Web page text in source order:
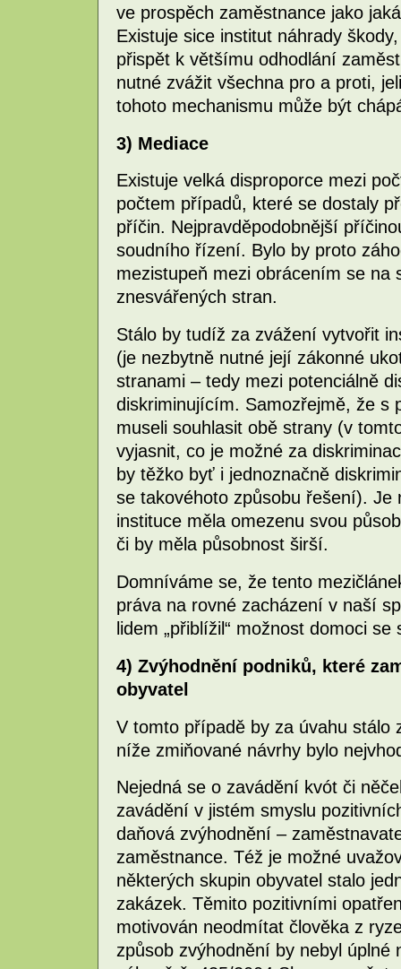
ve prospěch zaměstnance jako
Existuje sice institut náhrady
přispět k většímu odhodlání
nutné zvážit všechna pro a proti,
tohoto mechanismu může být
3) Mediace
Existuje velká disproporce mezi
počtem případů, které se dostaly
příčin. Nejpravděpodobnější
soudního řízení. Bylo by proto
mezistupeň mezi obrácením se na
znesvářených stran.
Stálo by tudíž za zvážení vytvořit
(je nezbytně nutné její zákonné
stranami – tedy mezi potenciálně
diskriminujícím. Samozřejmě, že s
museli souhlasit obě strany (v
vyjasnit, co je možné za
by těžko byť i jednoznačně
se takovéhoto způsobu řešení).
instituce měla omezenu svou
či by měla působnost širší.
Domníváme se, že tento
práva na rovné zacházení v naší
lidem „přiblížil“ možnost domoci se
4) Zvýhodnění podniků, které
obyvatel
V tomto případě by za úvahu stálo
níže zmiňované návrhy bylo
Nejedná se o zavádění kvót či
zavádění v jistém smyslu
daňová zvýhodnění –
zaměstnance. Též je možné
některých skupin obyvatel stalo
zakázek. Těmito pozitivními
motivován neodmítat člověka z
způsob zvýhodnění by nebyl